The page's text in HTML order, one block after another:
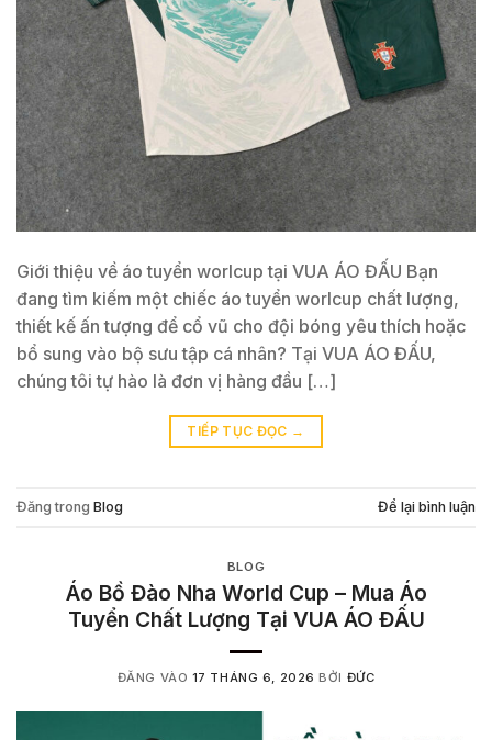
Giới thiệu về áo tuyển worlcup tại VUA ÁO ĐẤU Bạn
đang tìm kiếm một chiếc áo tuyển worlcup chất lượng,
thiết kế ấn tượng để cổ vũ cho đội bóng yêu thích hoặc
bổ sung vào bộ sưu tập cá nhân? Tại VUA ÁO ĐẤU,
chúng tôi tự hào là đơn vị hàng đầu […]
TIẾP TỤC ĐỌC →
Đăng trong Blog Để lại bình luận
BLOG
Áo Bồ Đào Nha World Cup – Mua Áo
Tuyển Chất Lượng Tại VUA ÁO ĐẤU
ĐĂNG VÀO 17 THÁNG 6, 2026 BỞI ĐỨC